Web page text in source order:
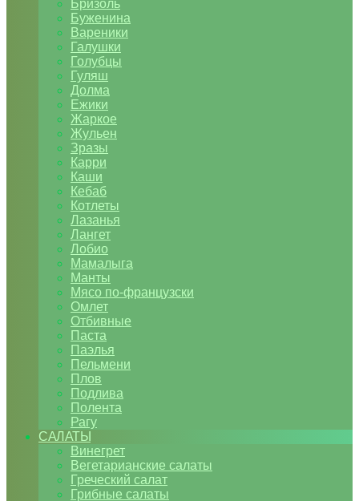
Бризоль
Буженина
Вареники
Галушки
Голубцы
Гуляш
Долма
Ежики
Жаркое
Жульен
Зразы
Карри
Каши
Кебаб
Котлеты
Лазанья
Лангет
Лобио
Мамалыга
Манты
Мясо по-французски
Омлет
Отбивные
Паста
Паэлья
Пельмени
Плов
Подлива
Полента
Рагу
САЛАТЫ
Винегрет
Вегетарианские салаты
Греческий салат
Грибные салаты